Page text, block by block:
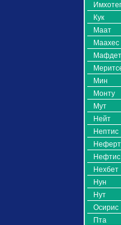
Кук
Маат
Маахес
Мафдет
Мин
Монту
Мут
Нейт
Нептис
Нефтис
Нехбет
Нун
Нут
Осирис
Пта